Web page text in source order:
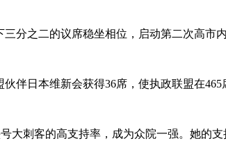
分之二的议席稳坐相位，启动第二次高市
伴日本维新会获得36席，使执政联盟在
大刺客的高支持率，成为众院一强。她的支